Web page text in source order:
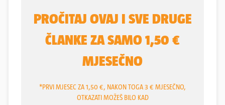
postoje na papiru, ali su obesmišljene iznutra. Ljudi
više ne pitaju tko im je zastupnik u Saboru, jer su
naučili da im taj zastupnik ne duguje ništa. I
obrnuto. U tom vakuumu raste nešto drugo. Tiho,
prije samo nekoliko godina koristili marginalci,
danas dolazi iz usta dobro plaćenih dužnosnika. O